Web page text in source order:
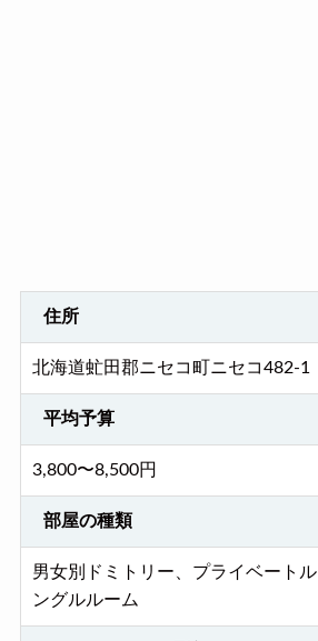
住所
北海道虻田郡ニセコ町ニセコ482-1
平均予算
3,800〜8,500円
部屋の種類
男女別ドミトリー、プライベート
ングルルーム